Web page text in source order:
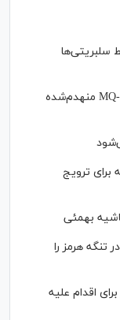
سلبریتی‌ها
اولین تصاویر لاشه F-۱۵ آمریکا و پهپاد MQ-۹ منهدم‌شده
ترویج
بهمئی
تنگه هرمز را
اقدام علیه